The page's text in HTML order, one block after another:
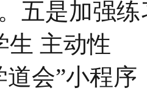
五是加强
生 主动性
会”小程序